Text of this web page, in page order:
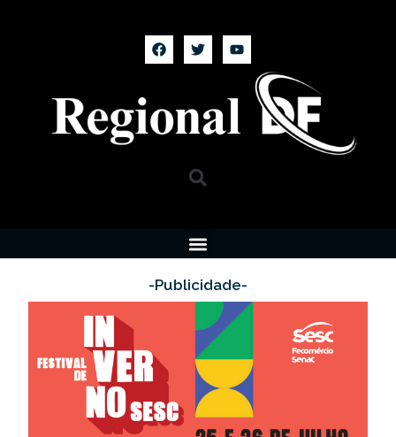
-Publicidade-